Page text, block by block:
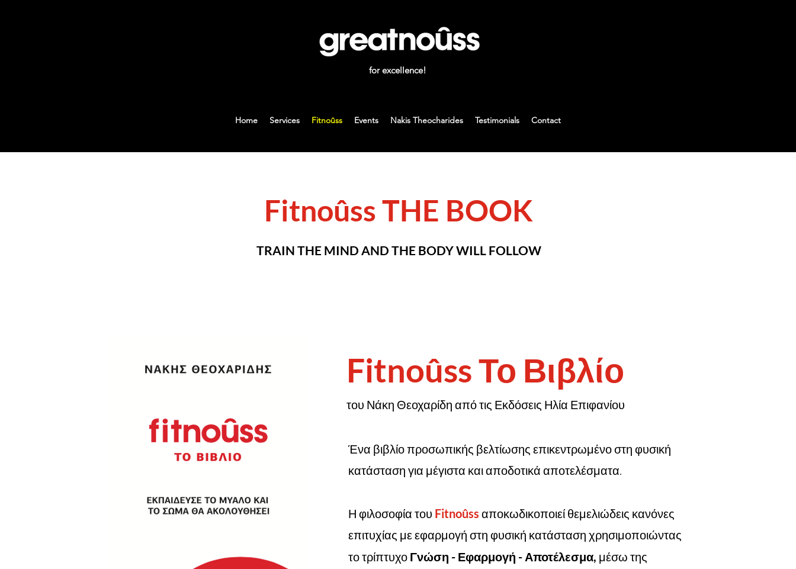
for excellence!
Home Services Fitnoûss Events Nakis Theocharides Testimonials Contact
Fitnoûss THE BOOK
TRAIN THE MIND AND THE BODY WILL FOLLOW
Fitnoûss Το Βιβλίο
του Νάκη Θεοχαρίδη από τις Εκδόσεις Ηλία Επιφανίου
Ένα βιβλίο προσωπικής βελτίωσης επικεντρωμένο στη φυσική
κατάσταση για μέγιστα και αποδοτικά αποτελέσματα.
Η φιλοσοφία του Fitnoûss αποκωδικοποιεί θεμελιώδεις κανόνες
επιτυχίας με εφαρμογή στη φυσική κατάσταση χρησιμοποιώντας
τοτρίπτυχο Γνώση - Εφαρμογή - Αποτέλεσμα, μέσω της